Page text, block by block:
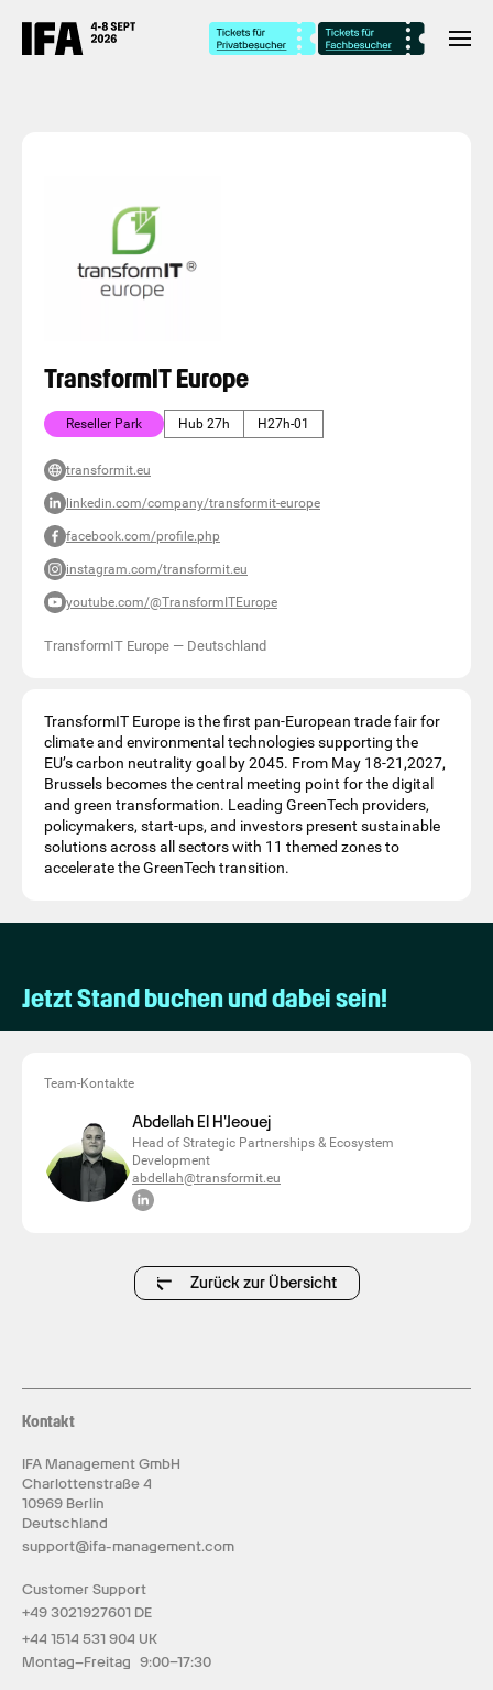
TransformIT Europe
Reseller Park Hub 27h H27h-01
transformit.eu
linkedin.com/company/transformit-europe
facebook.com/profile.php
instagram.com/transformit.eu
youtube.com/@TransformITEurope
TransformIT Europe — Deutschland
TransformIT Europe is the first pan-European trade fair for
climate and environmental technologies supporting the
EU’s carbon neutrality goal by 2045. From May 18-21,2027,
Brussels becomes the central meeting point for the digital
and green transformation. Leading GreenTech providers,
policymakers, start-ups, and investors present sustainable
solutions across all sectors with 11 themed zones to
accelerate the GreenTech transition.
Jetzt Stand buchen und dabei sein!
Team-Kontakte
Abdellah El H'Jeouej
Head of Strategic Partnerships & Ecosystem
Development
abdellah@transformit.eu
Zurück zur Übersicht
Kontakt
IFA Management GmbH
Charlottenstraße 4
10969 Berlin
Deutschland
support@ifa-management.com
Customer Support
+49 3021927601 DE
+44 1514 531 904 UK
Montag–Freitag 9:00–17:30